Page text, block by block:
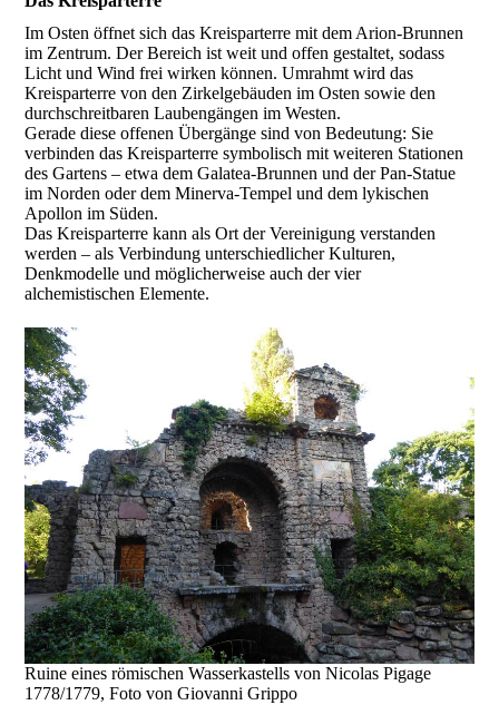
Im Osten öffnet sich das Kreisparterre mit dem Arion-Brunnen
im Zentrum. Der Bereich ist weit und offen gestaltet, sodass
Licht und Wind frei wirken können. Umrahmt wird das
Kreisparterre von den Zirkelgebäuden im Osten sowie den
durchschreitbaren Laubengängen im Westen.
Gerade diese offenen Übergänge sind von Bedeutung: Sie
verbinden das Kreisparterre symbolisch mit weiteren Stationen
des Gartens – etwa dem Galatea-Brunnen und der Pan-Statue
im Norden oder dem Minerva-Tempel und dem lykischen
Apollon im Süden.
Das Kreisparterre kann als Ort der Vereinigung verstanden
werden – als Verbindung unterschiedlicher Kulturen,
Denkmodelle und möglicherweise auch der vier
alchemistischen Elemente.
Ruine eines römischen Wasserkastells von Nicolas Pigage
1778/1779, Foto von Giovanni Grippo